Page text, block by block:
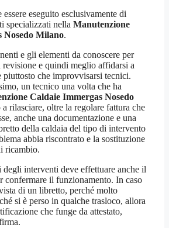
eseguito esclusivamente di
specializzati nella Manutenzione
Nosedo Milano.
e gli elementi da conoscere per
revisione e quindi meglio affidarsi a
piuttosto che improvvisarsi tecnici.
un tecnico una volta che ha
Caldaie Immergas Nosedo
rilasciare, oltre la regolare fattura che
anche una documentazione e una
della caldaia del tipo di intervento
abbia riscontrato e la sostituzione
ricambio.
degli interventi deve effettuare anche il
confermare il funzionamento. In caso
di un libretto, perché molto
si è perso in qualche trasloco, allora
che funge da attestato,